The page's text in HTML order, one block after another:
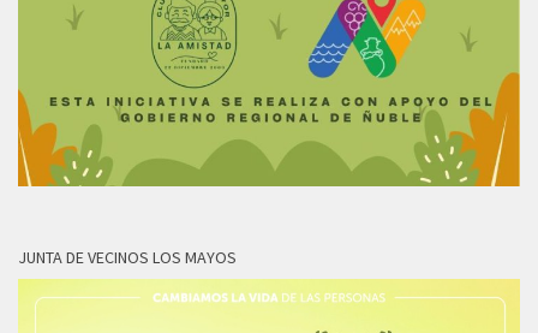
JUNTA DE VECINOS LOS MAYOS